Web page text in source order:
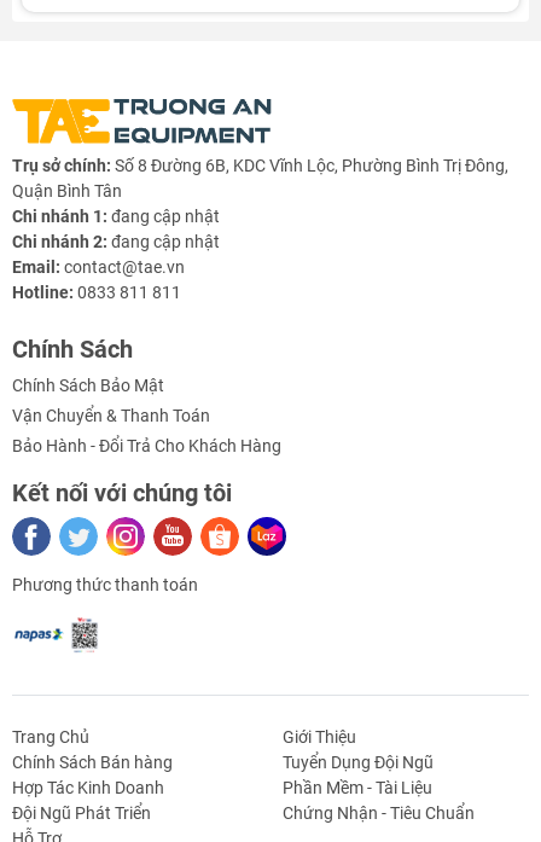
Định
Tải
Linh Kiện Siết -
Nối
Dụng Cụ Cầm
Tay
Máy Công Cụ
- Chất liệu mâm: Nhựa
- Màu sắc mâm: Bạc
- Chất liệu vỏ: Cao su
- Đường kính bánh: 52mm
- Đường kính trục: 3mm
- Được thiết kế vỏ có gai nên thích hợp sử dụng chế tạo
xe điều khiển vượt địa hình, robot thám hiểm...vv
Trụ sở chính: Số 8 Đường 6B, KDC Vĩnh Lộc, Phường Bình Trị Đông,
Quận Bình Tân
Chi nhánh 1: đang cập nhật
Chi nhánh 2: đang cập nhật
Email: contact@tae.vn
Hotline: 0833 811 811
Chính Sách
Chính Sách Bảo Mật
Vận Chuyển & Thanh Toán
Bảo Hành - Đổi Trả Cho Khách Hàng
Kết nối với chúng tôi
Phương thức thanh toán
Trang Chủ
Giới Thiệu
Chính Sách Bán hàng
Tuyển Dụng Đội Ngũ
Hợp Tác Kinh Doanh
Phần Mềm - Tài Liệu
Đội Ngũ Phát Triển
Chứng Nhận - Tiêu Chuẩn
Hỗ Trợ